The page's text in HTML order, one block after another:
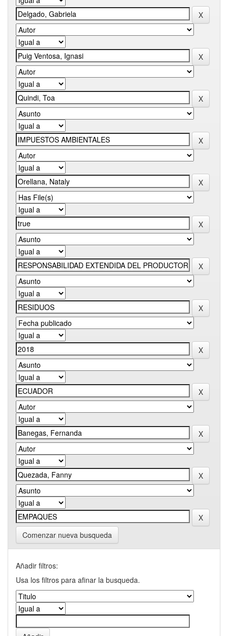
Comenzar nueva busqueda
Añadir filtros:
Usa los filtros para afinar la busqueda.